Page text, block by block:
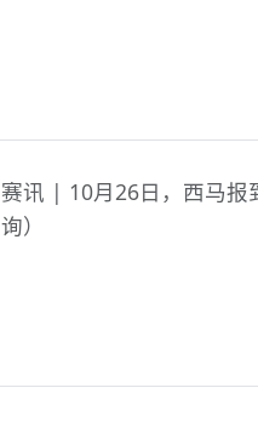
赛讯 | 10月26日，西马报
询）